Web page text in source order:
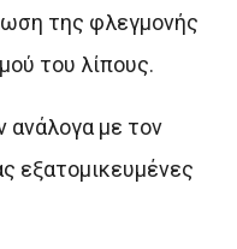
της φλεγμονής
του λίπους.
ανάλογα με τον
εξατομικευμένες